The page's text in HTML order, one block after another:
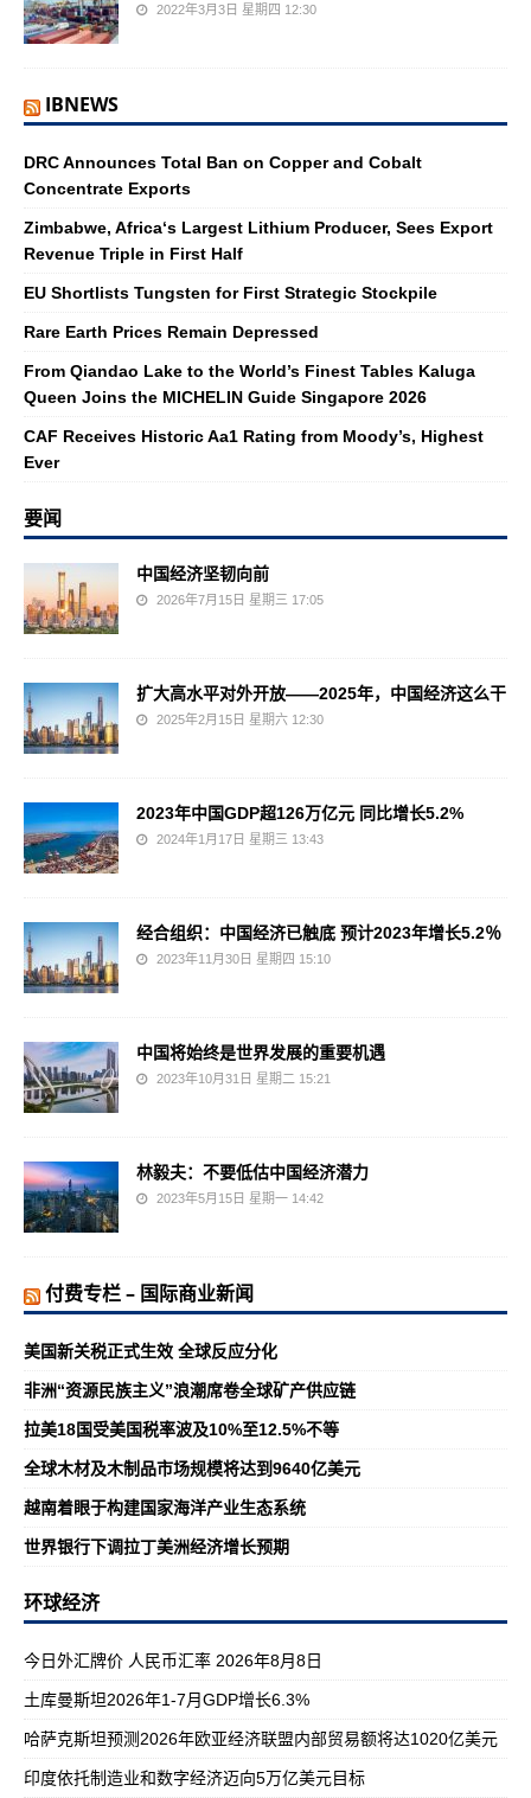
2022年3月3日 星期四 12:30
IBNEWS
DRC Announces Total Ban on Copper and Cobalt
Concentrate Exports
Zimbabwe, Africa‘s Largest Lithium Producer, Sees Export
Revenue Triple in First Half
EU Shortlists Tungsten for First Strategic Stockpile
Rare Earth Prices Remain Depressed
From Qiandao Lake to the World’s Finest Tables Kaluga
Queen Joins the MICHELIN Guide Singapore 2026
CAF Receives Historic Aa1 Rating from Moody’s, Highest
Ever
要闻
中国经济坚韧向前
2026年7月15日 星期三 17:05
扩大高水平对外开放——2025年，中国经济这么干
2025年2月15日 星期六 12:30
2023年中国GDP超126万亿元 同比增长5.2%
2024年1月17日 星期三 13:43
经合组织：中国经济已触底 预计2023年增长5.2％
2023年11月30日 星期四 15:10
中国将始终是世界发展的重要机遇
2023年10月31日 星期二 15:21
林毅夫：不要低估中国经济潜力
2023年5月15日 星期一 14:42
付费专栏 – 国际商业新闻
美国新关税正式生效 全球反应分化
非洲“资源民族主义”浪潮席卷全球矿产供应链
拉美18国受美国税率波及10%至12.5%不等
全球木材及木制品市场规模将达到9640亿美元
越南着眼于构建国家海洋产业生态系统
世界银行下调拉丁美洲经济增长预期
环球经济
今日外汇牌价 人民币汇率 2026年8月8日
土库曼斯坦2026年1-7月GDP增长6.3%
哈萨克斯坦预测2026年欧亚经济联盟内部贸易额将达1020亿美元
印度依托制造业和数字经济迈向5万亿美元目标